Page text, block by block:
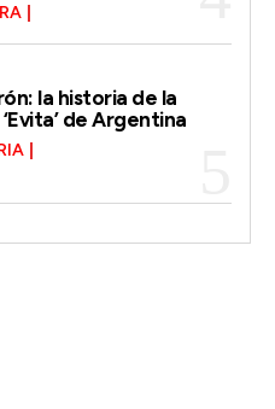
la historia de la
de Argentina